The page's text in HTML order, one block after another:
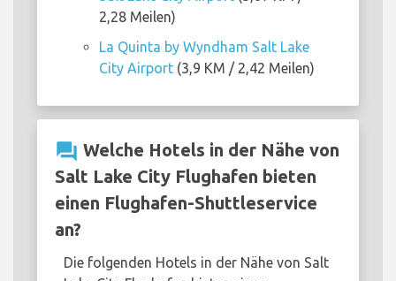
2,28 Meilen)
La Quinta by Wyndham Salt Lake
City Airport (3,9 KM / 2,42 Meilen)
question_answer Welche Hotels in der Nähe von
Salt Lake City Flughafen bieten
einen Flughafen-Shuttleservice
an?
Die folgenden Hotels in der Nähe von Salt